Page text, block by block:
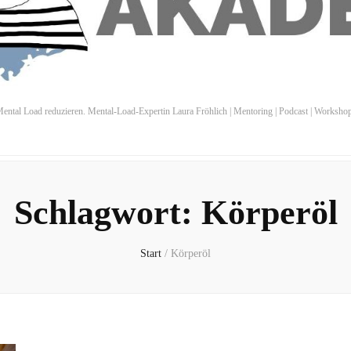
Load reduzieren. Mental-Load-Expertin Laura Fröhlich | Mentoring | Podcast |
Schlagwort: Körperöl
Start / Körperöl